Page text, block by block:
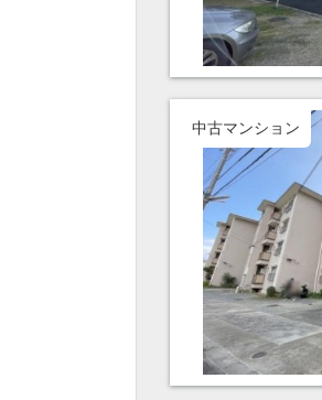
中古マンション